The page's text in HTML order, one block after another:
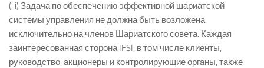
(iii) Задача по обеспечению эффективной шариатской
системы управления не должна быть возложена
исключительно на членов Шариатского совета. Каждая
заинтересованная сторона IFSI, в том числе клиенты,
руководство, акционеры и контролирующие органы, также